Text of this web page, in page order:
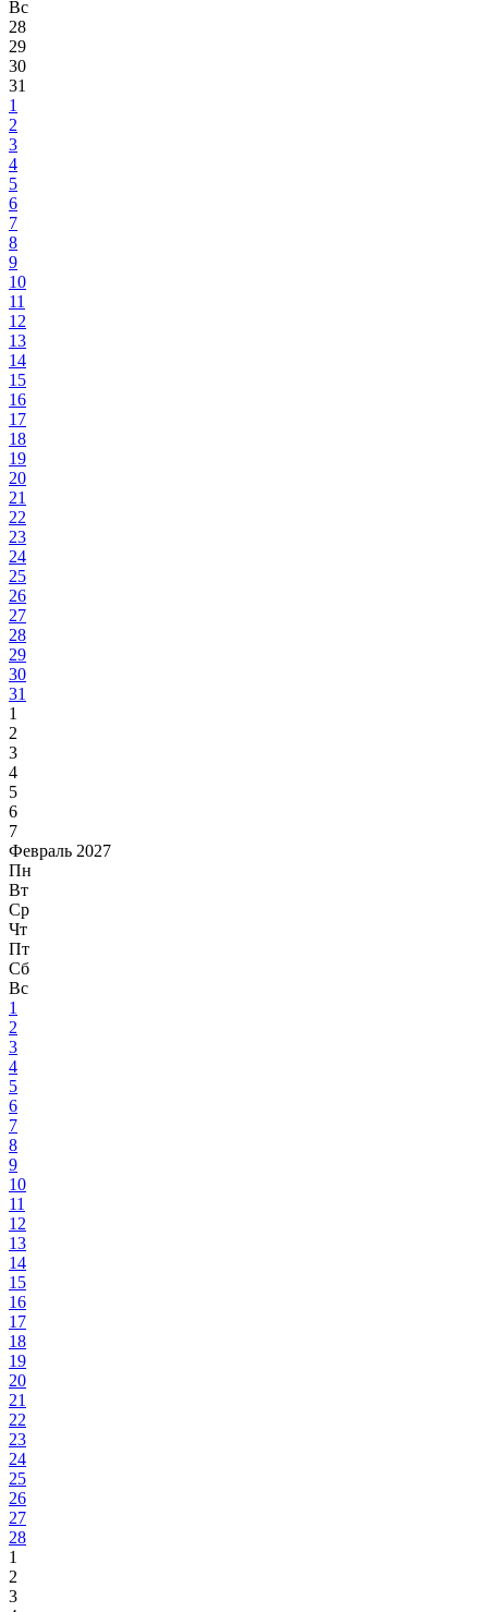
Вс
28
29
30
31
1
2
3
4
5
6
7
8
9
10
11
12
13
14
15
16
17
18
19
20
21
22
23
24
25
26
27
28
29
30
31
1
2
3
4
5
6
7
Февраль 2027
Пн
Вт
Ср
Чт
Пт
Сб
Вс
1
2
3
4
5
6
7
8
9
10
11
12
13
14
15
16
17
18
19
20
21
22
23
24
25
26
27
28
1
2
3